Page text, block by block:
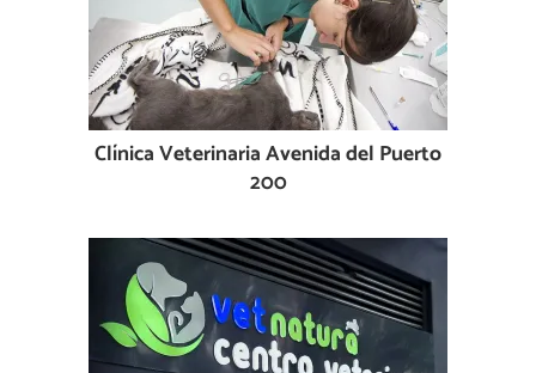
Clínica Veterinaria Avenida del Puerto
200